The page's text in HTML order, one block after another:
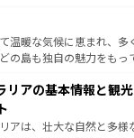
報は
都市は、観光、ショッピ
まった刺激的なスポット
然が広がり、グランドキ
ーリンズでは、音楽と美
旅行者はアメリカの各地
その多様性と豊かな歴史
温暖な気候に恵まれ、多
の島も独自の魅力をもっ
せない。また、定番の観
な自然を求めるならマウ
メラルドグリーンに輝く
リアの基本情報と観
アは、壮大な自然と多様